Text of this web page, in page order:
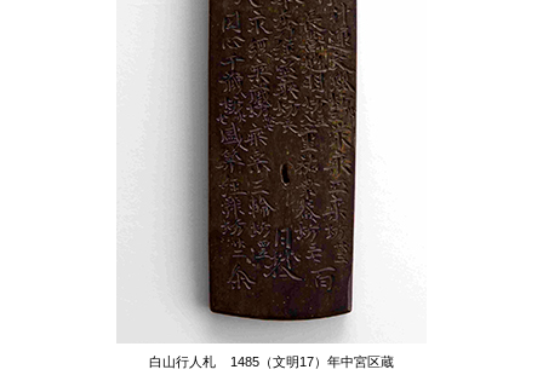
白山行人札 1485（文明17）年中宮区蔵